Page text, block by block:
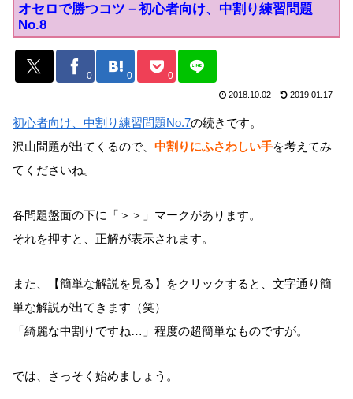
オセロで勝つコツ－初心者向け、中割り練習問題
No.8
0 0 0
2018.10.02 2019.01.17
初心者向け、中割り練習問題No.7の続きです。
沢山問題が出てくるので、 中割りにふさわしい手を考えてみ
てくださいね。
各問題盤面の下に「＞＞」マークがあります。
それを押すと、正解が表示されます。
また、【簡単な解説を見る】をクリックすると、文字通り簡
単な解説が出てきます（笑）
「綺麗な中割りですね…」程度の超簡単なものですが。
では、さっそく始めましょう。